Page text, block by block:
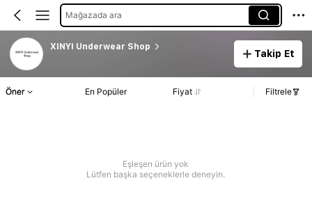
Mağazada ara
XINYI Underwear Shop
Takip Et
Öner En Popüler Fiyat Filtrele
Eşleşen ürün yok
Lütfen başka seçeneklerle deneyin.